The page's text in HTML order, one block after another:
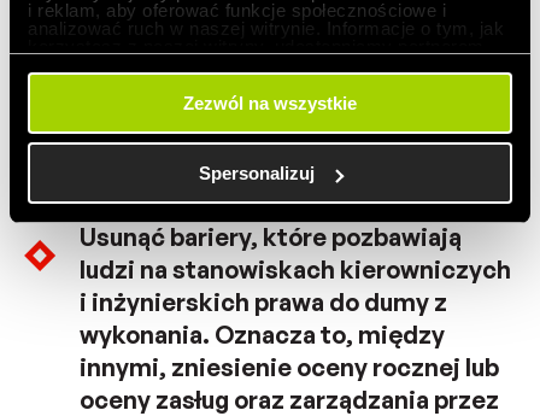
i reklam, aby oferować funkcje społecznościowe i
analizować ruch w naszej witrynie. Informacje o tym, jak
Partnerzy mogą połączyć te informacje z innymi danymi
otrzymanymi od Ciebie lub uzyskanymi podczas
Zezwól na wszystkie
Spersonalizuj
pracownika godzinowego prawa do
dumy z wykonanej pracy.
Odpowiedzialność przełożonych
musi zostać zmieniona z czystej
liczby na jakość.
Usunąć bariery, które pozbawiają
ludzi na stanowiskach kierowniczych
i inżynierskich prawa do dumy z
wykonania. Oznacza to, między
innymi, zniesienie oceny rocznej lub
oceny zasług oraz zarządzania przez